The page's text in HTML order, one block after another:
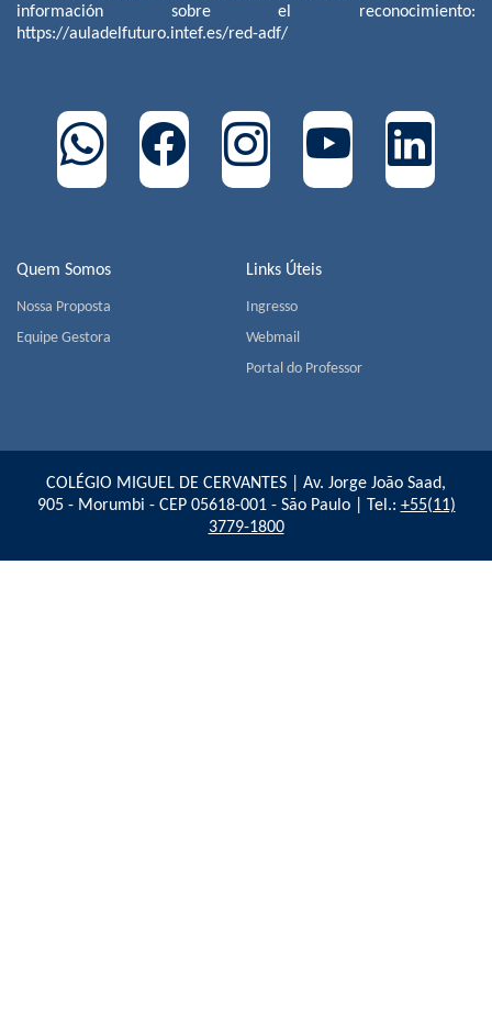
Quem Somos
Nossa Proposta
Equipe Gestora
Links Úteis
Ingresso
Webmail
Portal do Professor
información sobre el reconocimiento:
https://auladelfuturo.intef.es/red-adf/
COLÉGIO MIGUEL DE CERVANTES | Av. Jorge João Saad,
905 - Morumbi - CEP 05618-001 - São Paulo | Tel.: +55(11)
3779-1800